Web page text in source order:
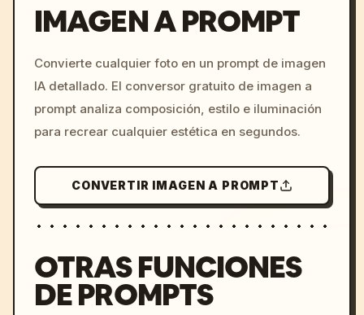
c, cyberpunk sunset, neon
colors, 8k --v 6.0
IMAGEN A PROMPT
Convierte cualquier foto en un prompt de imagen
IA detallado. El conversor gratuito de imagen a
prompt analiza composición, estilo e iluminación
para recrear cualquier estética en segundos.
CONVERTIR IMAGEN A PROMPT
OTRAS FUNCIONES
DE PROMPTS